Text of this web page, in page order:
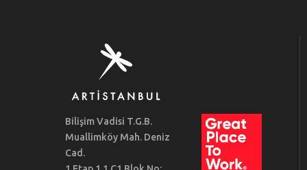
Bilişim Vadisi T.G.B.
Muallimköy Mah. Deniz
Cad.